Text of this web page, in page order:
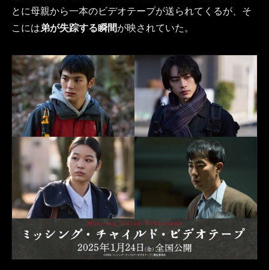
とに母親から一本のビデオテープが送られてくるが、そ
こには弟が失踪する瞬間が映されていた。